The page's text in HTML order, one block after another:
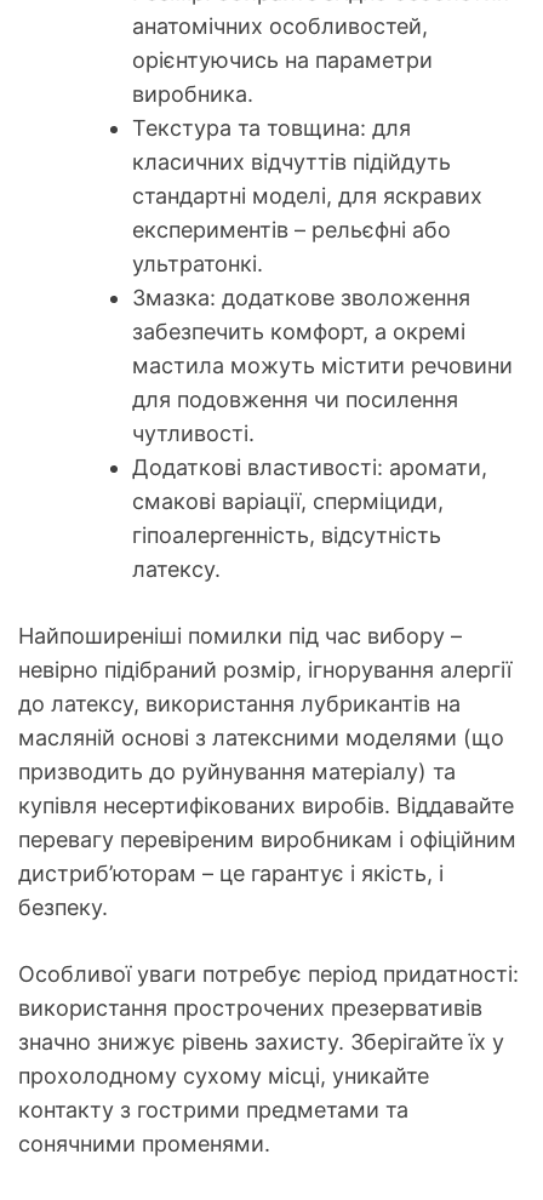
анатомічних особливостей,
орієнтуючись на параметри
виробника.
Текстура та товщина: для
класичних відчуттів підійдуть
стандартні моделі, для яскравих
експериментів – рельєфні або
ультратонкі.
Змазка: додаткове зволоження
забезпечить комфорт, а окремі
мастила можуть містити речовини
для подовження чи посилення
чутливості.
Додаткові властивості: аромати,
смакові варіації, сперміциди,
гіпоалергенність, відсутність
латексу.
Найпоширеніші помилки під час вибору –
невірно підібраний розмір, ігнорування алергії
до латексу, використання лубрикантів на
масляній основі з латексними моделями (що
призводить до руйнування матеріалу) та
купівля несертифікованих виробів. Віддавайте
перевагу перевіреним виробникам і офіційним
дистриб’юторам – це гарантує і якість, і
безпеку.
Особливої уваги потребує період придатності:
використання прострочених презервативів
значно знижує рівень захисту. Зберігайте їх у
прохолодному сухому місці, уникайте
контакту з гострими предметами та
сонячними променями.